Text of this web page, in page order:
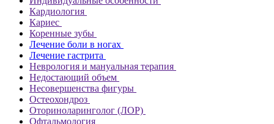
Кардиология
Кариес
Коренные зубы
Лечение боли в ногах
Лечение гастрита
Неврология и мануальная терапия
Недостающий объем
Несовершенства фигуры
Остеохондроз
Оториноларинголог (ЛОР)
Офтальмология